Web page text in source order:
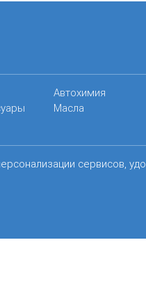
Автохимия
Масла
сервисов,